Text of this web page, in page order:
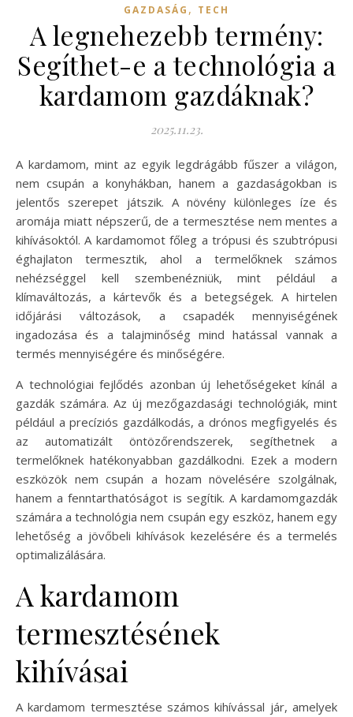
GAZDASÁG , TECH
A legnehezebb termény:
Segíthet-e a technológia a
kardamom gazdáknak?
2025.11.23.
A kardamom, mint az egyik legdrágább fűszer a világon,
nem csupán a konyhákban, hanem a gazdaságokban is
jelentős szerepet játszik. A növény különleges íze és
aromája miatt népszerű, de a termesztése nem mentes a
kihívásoktól. A kardamomot főleg a trópusi és szubtrópusi
éghajlaton termesztik, ahol a termelőknek számos
nehézséggel kell szembenézniük, mint például a
klímaváltozás, a kártevők és a betegségek. A hirtelen
időjárási változások, a csapadék mennyiségének
ingadozása és a talajminőség mind hatással vannak a
termés mennyiségére és minőségére.
A technológiai fejlődés azonban új lehetőségeket kínál a
gazdák számára. Az új mezőgazdasági technológiák, mint
például a precíziós gazdálkodás, a drónos megfigyelés és
az automatizált öntözőrendszerek, segíthetnek a
termelőknek hatékonyabban gazdálkodni. Ezek a modern
eszközök nem csupán a hozam növelésére szolgálnak,
hanem a fenntarthatóságot is segítik. A kardamomgazdák
számára a technológia nem csupán egy eszköz, hanem egy
lehetőség a jövőbeli kihívások kezelésére és a termelés
optimalizálására.
A kardamom
termesztésének
kihívásai
A kardamom termesztése számos kihívással jár, amelyek